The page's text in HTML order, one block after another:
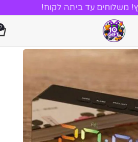
משלוחים עד ביתה לקוח!